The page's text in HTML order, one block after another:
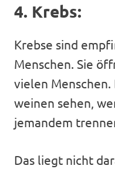
4. Krebs:
Krebse sind
Menschen. Sie
vielen
weinen sehen,
jemandem
Das liegt nicht